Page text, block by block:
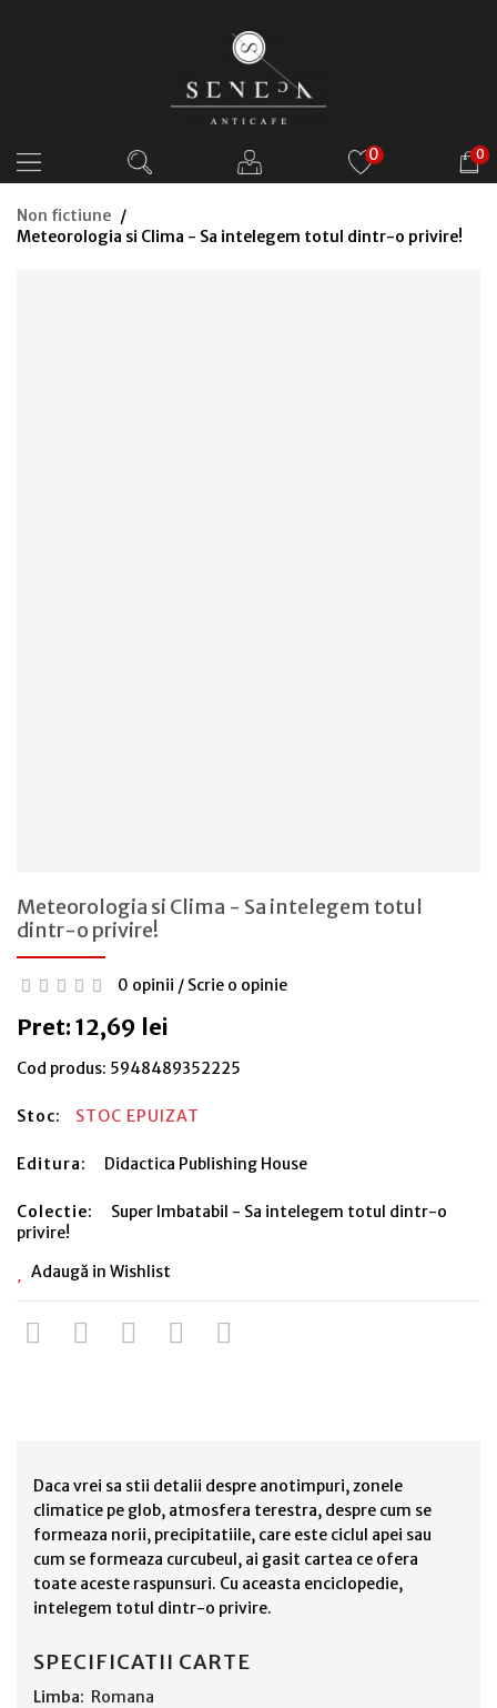
0 0
Non fictiune
Meteorologia si Clima - Sa intelegem totul dintr-o privire!
Meteorologia si Clima - Sa intelegem totul
dintr-o privire!
0 opinii / Scrie o opinie
Pret: 12,69 lei
Cod produs: 5948489352225
Stoc: STOC EPUIZAT
Editura: Didactica Publishing House
Colectie:
Super Imbatabil - Sa intelegem totul dintr-o
privire!
Adaugă in Wishlist
Daca vrei sa stii detalii despre anotimpuri, zonele
climatice pe glob, atmosfera terestra, despre cum se
formeaza norii, precipitatiile, care este ciclul apei sau
cum se formeaza curcubeul, ai gasit cartea ce ofera
toate aceste raspunsuri. Cu aceasta enciclopedie,
intelegem totul dintr-o privire.
SPECIFICATII CARTE
Limba: Romana